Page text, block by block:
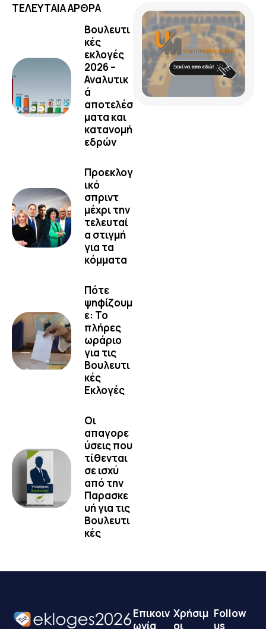
ΤΕΛΕΥΤΑΙΑ ΑΡΘΡΑ
Βουλευτι
κές
εκλογές
2026 –
Αναλυτικ
ά
αποτελέσ
ματα και
κατανομή
εδρών
Προεκλογ
ικό
σπριντ
μέχρι την
τελευταί
α στιγμή
για τα
κόμματα
Πότε
ψηφίζουμ
ε: Το
πλήρες
ωράριο
για τις
Βουλευτι
κές
Εκλογές
Οι
απαγορε
ύσεις που
τίθενται
σε ισχύ
από την
Παρασκε
υή για τις
Βουλευτι
κές
Επικοιν
ωνία
Χρήσιμ
οι
Follow
us